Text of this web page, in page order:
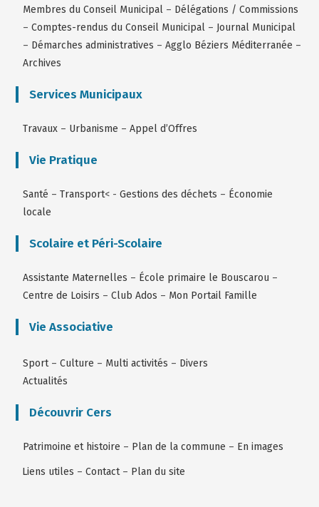
Membres du Conseil Municipal – Délégations / Commissions
–Comptes-rendus du Conseil Municipal – Journal Municipal
– Démarches administratives –Agglo Béziers Méditerranée –
Archives
Services Municipaux
Travaux – Urbanisme –Appel d’Offres
Vie Pratique
Santé –Transport< -Gestions des déchets – Économie
locale
Scolaire et Péri-Scolaire
Assistante Maternelles – École primaire le Bouscarou –
Centre de Loisirs –Club Ados – Mon Portail Famille
Vie Associative
Sport –Culture – Multi activités – Divers
Actualités
Découvrir Cers
Patrimoine et histoire – Plan de la commune – En images
Liens utiles –Contact– Plan du site